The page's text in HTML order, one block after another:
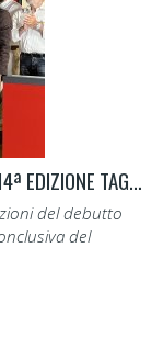
INGEGNERIA DELLA MOTO DA CORSA: LA 14ª EDIZIONE TAGLIA IL TRAGUARDO.
del debutto
del